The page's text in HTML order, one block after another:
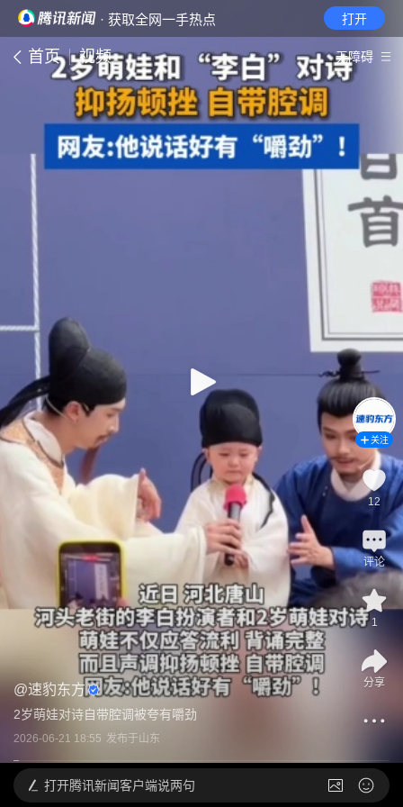
· 获取全网一手热点 打开
首页 视频 无障碍
@速豹东方
2岁萌娃对诗自带腔调被夸有嚼劲
2026-06-21 18:55 发布于山东
关注
12
评论
1
分享
打开腾讯新闻客户端说两句